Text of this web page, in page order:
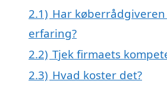
2.1) Har
erfaring?
2.2) Tjek firmaets
2.3) Hvad koster det?